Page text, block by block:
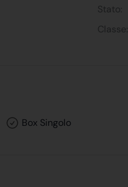
Stato:
Classe:
Box Singolo